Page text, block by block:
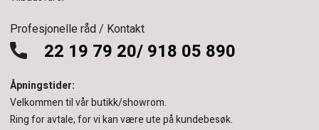
Profesjonelle råd / Kontakt
22 19 79 20/ 918 05 890
Åpningstider:
Velkommen til vår butikk/showrom.
Ring for avtale, for vi kan være ute på kundebesøk.